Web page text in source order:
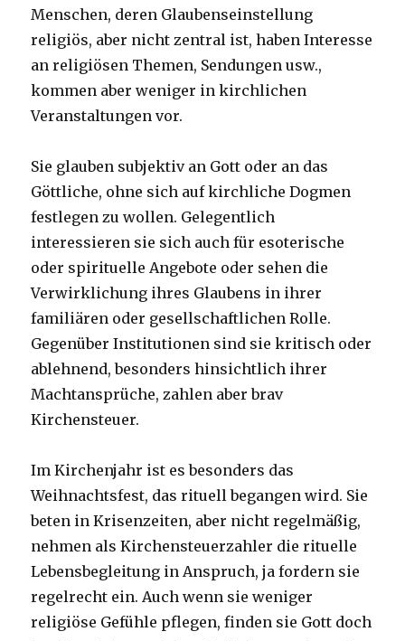
Menschen, deren Glaubenseinstellung
religiös, aber nicht zentral ist, haben Interesse
an religiösen Themen, Sendungen usw.,
kommen aber weniger in kirchlichen
Veranstaltungen vor.
Sie glauben subjektiv an Gott oder an das
Göttliche, ohne sich auf kirchliche Dogmen
festlegen zu wollen. Gelegentlich
interessieren sie sich auch für esoterische
oder spirituelle Angebote oder sehen die
Verwirklichung ihres Glaubens in ihrer
familiären oder gesellschaftlichen Rolle.
Gegenüber Institutionen sind sie kritisch oder
ablehnend, besonders hinsichtlich ihrer
Machtansprüche, zahlen aber brav
Kirchensteuer.
Im Kirchenjahr ist es besonders das
Weihnachtsfest, das rituell begangen wird. Sie
beten in Krisenzeiten, aber nicht regelmäßig,
nehmen als Kirchensteuerzahler die rituelle
Lebensbegleitung in Anspruch, ja fordern sie
regelrecht ein. Auch wenn sie weniger
religiöse Gefühle pflegen, finden sie Gott doch